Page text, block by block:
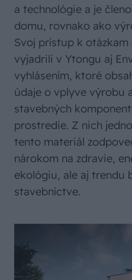
a technológie a je
domu, rovnako ako
Svoj prístup k
vyjadrili v Ytongu aj
vyhlásením, ktoré
údaje o vplyve výrobu
stavebných
prostredie. Z nich
tento materiál
nárokom na zdravie,
ekológiu, ale aj trendu
stavebníctve.